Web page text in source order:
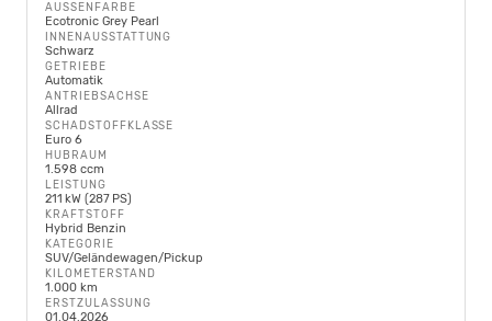
AUSSENFARBE
Ecotronic Grey Pearl
INNENAUSSTATTUNG
Schwarz
GETRIEBE
Automatik
ANTRIEBSACHSE
Allrad
SCHADSTOFFKLASSE
Euro 6
HUBRAUM
1.598 ccm
LEISTUNG
211 kW (287 PS)
KRAFTSTOFF
Hybrid Benzin
KATEGORIE
SUV/Geländewagen/Pickup
KILOMETERSTAND
1.000 km
ERSTZULASSUNG
01.04.2026